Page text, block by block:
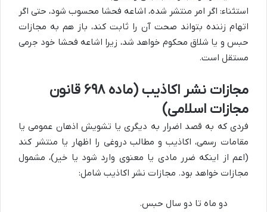
استثناء: اگر امر منتشر شده، اشاعه فحشا محسوب شود، حتی اگر
اتهام زننده بتواند صحت آن را ثابت کند، باز هم به مجازات
حبس و یا شلاق محکوم خواهد شد، زیرا اشاعه فحشا خود جرمی
مستقل است.
مجازات نشر اکاذیب (ماده ۶۹۸ قانون
مجازات اسلامی)
فردی که به قصد اضرار به دیگری یا تشویش اذهان عمومی یا
مقامات رسمی، اکاذیب و مطالب دروغی را اظهار یا منتشر کند
(اعم از اینکه ضرر مادی یا معنوی وارد شود یا خیر)، مشمول
مجازات خواهد بود. مجازات نشر اکاذیب شامل:
دو ماه تا دو سال حبس.